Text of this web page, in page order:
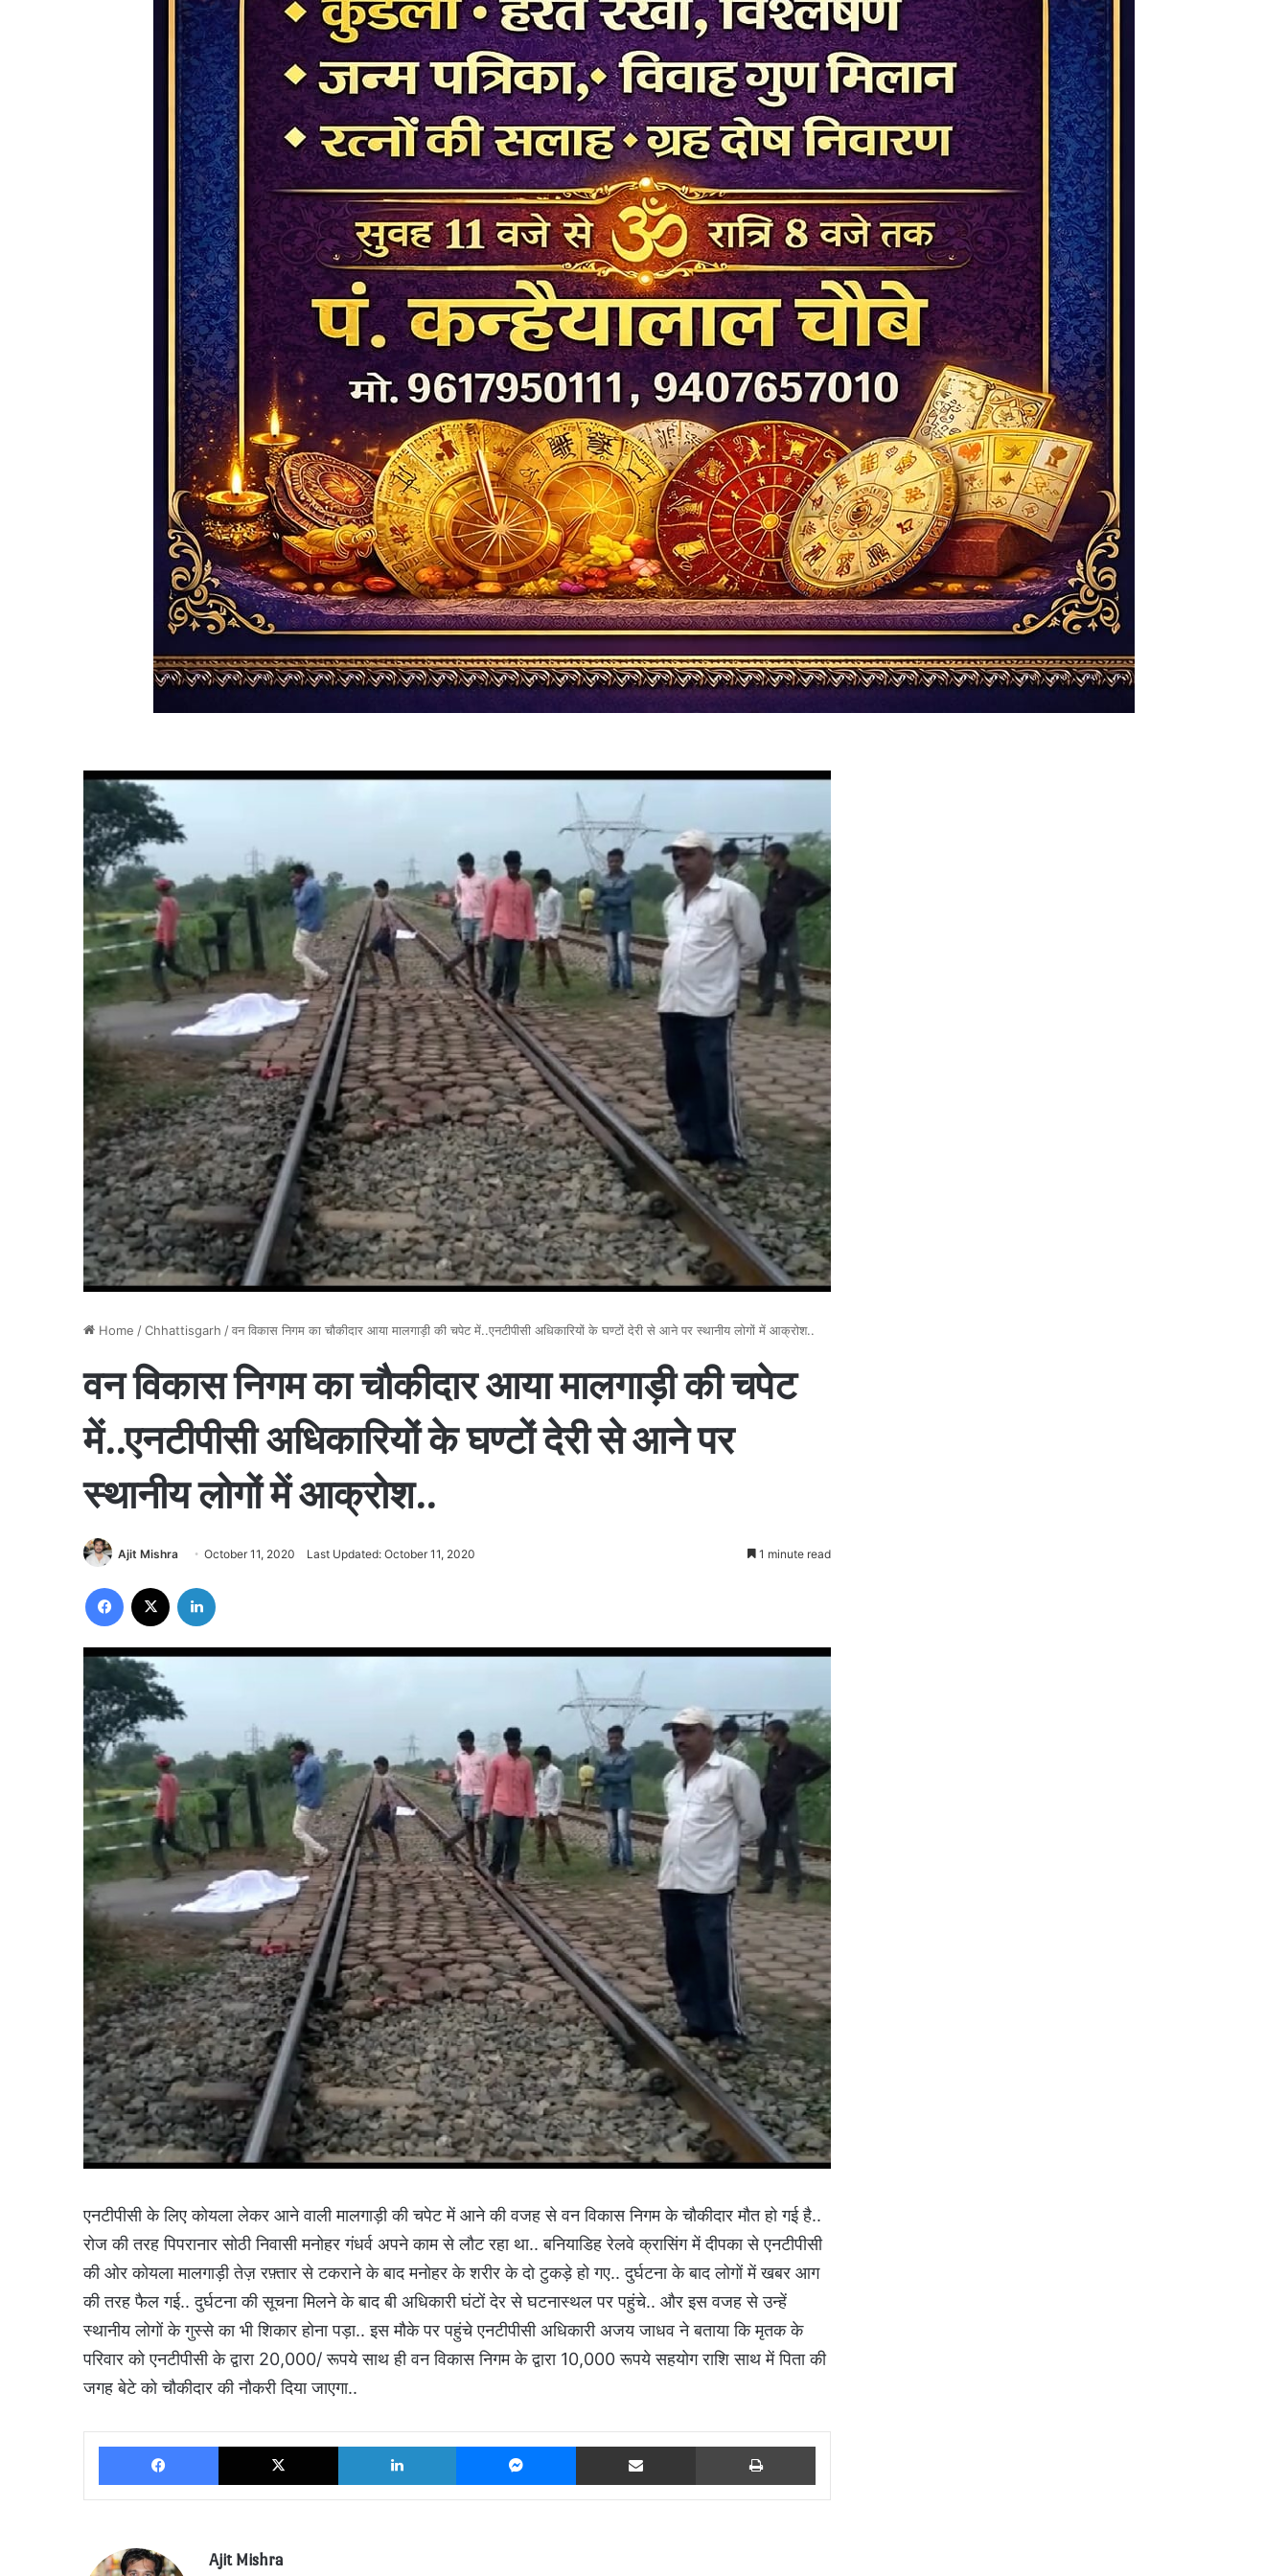
Home /Chhattisgarh /वन विकास निगम का चौकीदार आया मालगाड़ी की चपेट में..एनटीपीसी अधिकारियों के घण्टों देरी से आने पर स्थानीय लोगों में आक्रोश..
वन विकास निगम का चौकीदार आया मालगाड़ी की चपेट
में..एनटीपीसी अधिकारियों के घण्टों देरी से आने पर
स्थानीय लोगों में आक्रोश..
Ajit Mishra October 11, 2020 Last Updated: October 11, 2020 1 minute read
Facebook
एनटीपीसी के लिए कोयला लेकर आने वाली मालगाड़ी की चपेट में आने की वजह से वन विकास निगम के चौकीदार मौत हो गई है..
रोज की तरह पिपरानार सोठी निवासी मनोहर गंधर्व अपने काम से लौट रहा था.. बनियाडिह रेलवे क्रासिंग में दीपका से एनटीपीसी
की ओर कोयला मालगाड़ी तेज़ रफ़्तार से टकराने के बाद मनोहर के शरीर के दो टुकड़े हो गए.. दुर्घटना के बाद लोगों में खबर आग
की तरह फैल गई.. दुर्घटना की सूचना मिलने के बाद बी अधिकारी घंटों देर से घटनास्थल पर पहुंचे.. और इस वजह से उन्हें
स्थानीय लोगों के गुस्से का भी शिकार होना पड़ा.. इस मौके पर पहुंचे एनटीपीसी अधिकारी अजय जाधव ने बताया कि मृतक के
परिवार को एनटीपीसी के द्वारा 20,000/ रूपये साथ ही वन विकास निगम के द्वारा 10,000 रूपये सहयोग राशि साथ में पिता की
जगह बेटे को चौकीदार की नौकरी दिया जाएगा..
Facebook X LinkedIn Messenger Share via Email Print
Ajit Mishra